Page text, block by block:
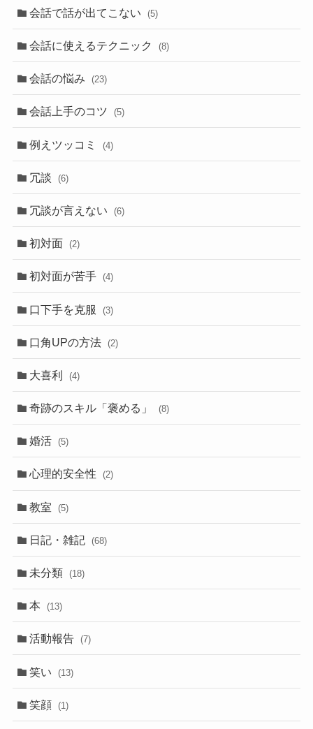
会話で話が出てこない (5)
会話に使えるテクニック (8)
会話の悩み (23)
会話上手のコツ (5)
例えツッコミ (4)
冗談 (6)
冗談が言えない (6)
初対面 (2)
初対面が苦手 (4)
口下手を克服 (3)
口角UPの方法 (2)
大喜利 (4)
奇跡のスキル「褒める」 (8)
婚活 (5)
心理的安全性 (2)
教室 (5)
日記・雑記 (68)
未分類 (18)
本 (13)
活動報告 (7)
笑い (13)
笑顔 (1)